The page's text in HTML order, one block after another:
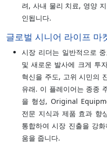
려, 사내 물리 치료, 영양
인됩니다.
글로벌 시니어 라이프 마
시장 리더는 일반적으로
및 새로운 발사에 크게 투
혁신을 주도, 고위 시민의
유래. 이 플레이어는 종종
을 형성, Original
전문 지식과 제품 효과 향
통합하여 시장 진출을 강
움을 줍니다.